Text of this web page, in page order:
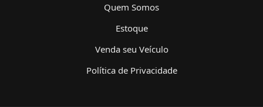
Quem Somos
Estoque
Venda seu Veículo
Política de Privacidade